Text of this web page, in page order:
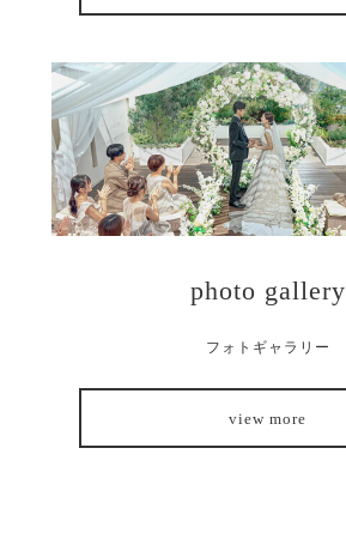
photo gallery
フォトギャラリー
view more